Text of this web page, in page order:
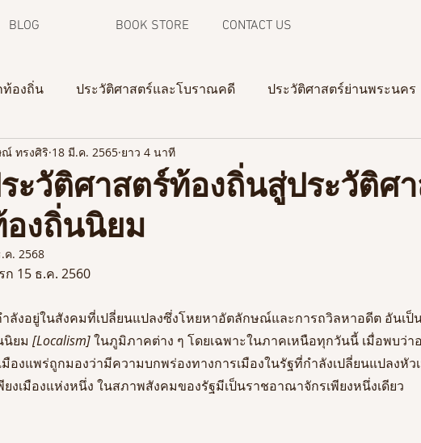
BLOG BOOK STORE CONTACT US
องถิ่น ประวัติศาสตร์และโบราณคดี ประวัติศาสตร์ย่านพระนคร
ท้องถิ่น ความทรงจำจากภาพถ่าย
ะวัติศาสตร์ท้องถิ่นสู่ประวัติศ
งถิ่นนิยม
ทรงศิริ 18 มี.ค. 2565 ยาว 4 นาที
ค. 2568
ก 15 ธ.ค. 2560
ลังอยู่ในสังคมที่เปลี่ยนแปลงซึ่งโหยหาอัตลักษณ์และการถวิลหาอดีต อันเป็
นิยม [Localism] ในภูมิภาคต่าง ๆ โดยเฉพาะในภาคเหนือทุกวันนี้ เมื่อพบว่
มืองแพร่ถูกมองว่ามีความบกพร่องทางการเมืองในรัฐที่กำลังเปลี่ยนแปลงหัว
ยงเมืองแห่งหนึ่ง ในสภาพสังคมของรัฐมีเป็นราชอาณาจักรเพียงหนึ่งเดียว